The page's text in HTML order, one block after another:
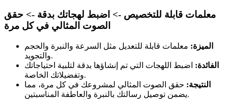
معلمات قابلة للتخصيص -> اضبط لهجاتك بدقة -> حقق
الصوت المثالي في كل مرة
الميزة: معلمات قابلة للتعديل مثل السرعة والنبرة والحجم
والتجويد.
الفائدة: اضبط اللهجات التي تم إنشاؤها بدقة لتلبية احتياجاتك
وتفضيلاتك الخاصة.
النتيجة: حقق الصوت المثالي لمشروعك في كل مرة، مما
يضمن توصيل رسالتك بالنبرة والعاطفة المناسبتين.